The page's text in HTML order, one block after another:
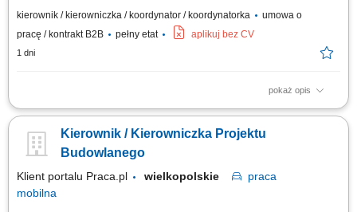
kierownik / kierowniczka / koordynator / koordynatorka
umowa o
pracę / kontrakt B2B
pełny etat aplikuj bez CV
1 dni
pokaż opis
kierowanie i nadzorowanie prac budowlanych zgodnie z dokumentacją
terminowości wykonywanych robót; zarządzanie zespołem pracowników
oraz podwykonawcami; optymalizacja technologiczno-materiałowa
Kierownik / Kierowniczka Projektu
Budowlanego
Klient portalu Praca.pl wielkopolskie
praca
mobilna